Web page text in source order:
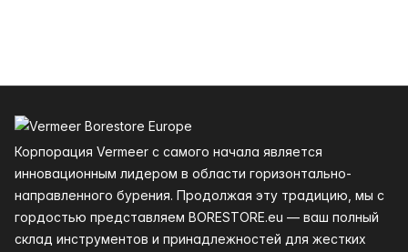
Корпорация Vermeer с самого начала является
инновационным лидером в области горизонтально-
направленного бурения. Продолжая эту традицию, мы с
гордостью представляем BORESTORE.eu — ваш полный
склад инструментов и принадлежностей для жестких